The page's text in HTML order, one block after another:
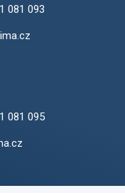
081 093
081 095